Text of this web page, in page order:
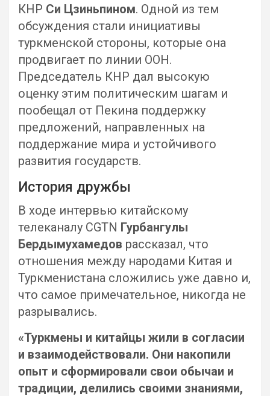
КНР Си Цзиньпином. Одной из тем
обсуждения стали инициативы
туркменской стороны, которые она
продвигает по линии ООН.
Председатель КНР дал высокую
оценку этим политическим шагам и
пообещал от Пекина поддержку
предложений, направленных на
поддержание мира и устойчивого
развития государств.
История дружбы
В ходе интервью китайскому
телеканалу CGTN Гурбангулы
Бердымухамедов рассказал, что
отношения между народами Китая и
Туркменистана сложились уже давно и,
что самое примечательное, никогда не
разрывались.
«Туркмены и китайцы жили в согласии
и взаимодействовали. Они накопили
опыт и сформировали свои обычаи и
традиции, делились своими знаниями,